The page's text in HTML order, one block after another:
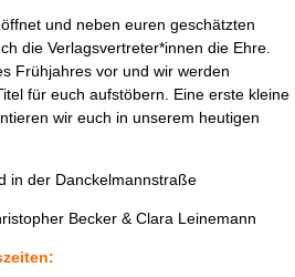
und neben euren geschätzten
die Verlagsvertreter*innen die Ehre.
Frühjahres vor und wir werden
für euch aufstöbern. Eine erste kleine
wir euch in unserem heutigen
in der Danckelmannstraße
Becker & Clara Leinemann